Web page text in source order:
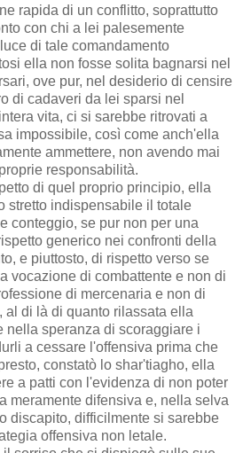
rapida di un conflitto, soprattutto
con chi a lei palesemente
di tale comandamento
ella non fosse solita bagnarsi nel
ove pur, nel desiderio di censire
di cadaveri da lei sparsi nel
vita, ci si sarebbe ritrovati a
impossibile, così come anch'ella
ammettere, non avendo mai
responsabilità.
di quel proprio principio, ella
stretto indispensabile il totale
conteggio, se pur non per una
generico nei confronti della
e piuttosto, di rispetto verso se
vocazione di combattente e non di
di mercenaria e non di
al di là di quanto rilassata ella
nella speranza di scoraggiare i
a cessare l'offensiva prima che
constatò lo shar'tiagho, ella
a patti con l'evidenza di non poter
meramente difensiva e, nella selva
discapito, difficilmente si sarebbe
offensiva non letale.